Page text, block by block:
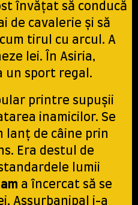
învățat să conducă
de cavalerie și să
tirul cu arcul. A
lei. În Asiria,
un sport regal.
printre supușii
inamicilor. Se
lanț de câine prin
Era destul de
lumii
a încercat să se
Assurbanipal i-a